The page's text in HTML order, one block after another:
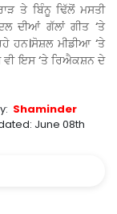
ਤੇ ਬਿੰਨੂ ਢਿੱਲੋਂ ਮਸਤੀ
ਦੀਆਂ ਗੱਲਾਂ ਗੀਤ ‘ਤੇ
ਹਨ।ਸੋਸ਼ਲ ਮੀਡੀਆ ‘ਤੇ
ਵੀ ਇਸ ‘ਤੇ ਰਿਐਕਸ਼ਨ ਦੇ
Shaminder
June 08th